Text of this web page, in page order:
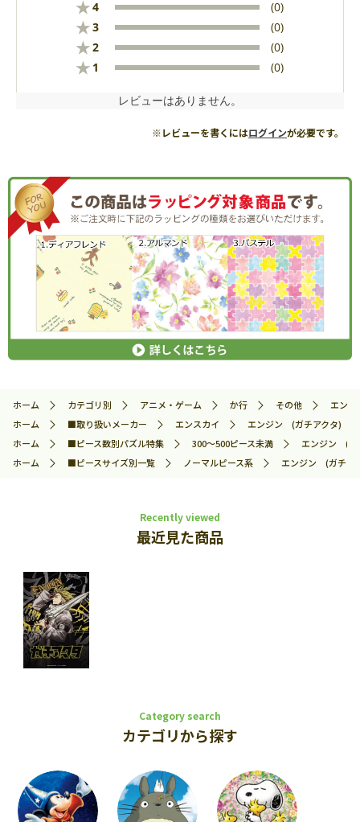
★4 (0)
★3 (0)
★2 (0)
★ 1 (0)
レビューはありません。
※レビューを書くにはログインが必要です。
ホーム カテゴリ別 アニメ・ゲーム か行 その他
エン
ホーム
■取り扱いメーカー エンスカイ
エンジン (ガチアクタ)
ホーム
■ピース数別パズル特集 300～500ピース未満
エンジン (ガ
ホーム
■ピースサイズ別一覧 ノーマルピース系 エンジン (ガチア
Recently viewed
最近見た商品
Category search
カテゴリから探す